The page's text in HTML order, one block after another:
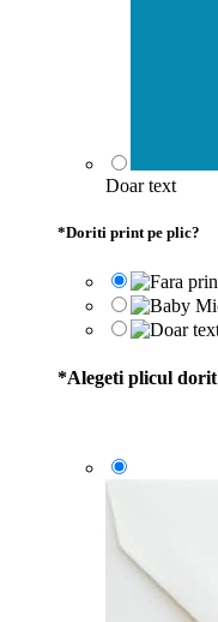
Doar text
*Doriti print pe plic?
*Alegeti plicul dorit